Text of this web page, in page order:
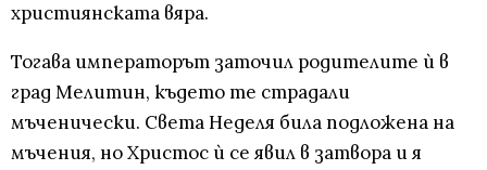
християнската вяра.
Тогава императорът заточил родителите ѝ в
град Мелитин, където те страдали
мъченически. Света Неделя била подложена на
мъчения, но Христос ѝ се явил в затвора и я